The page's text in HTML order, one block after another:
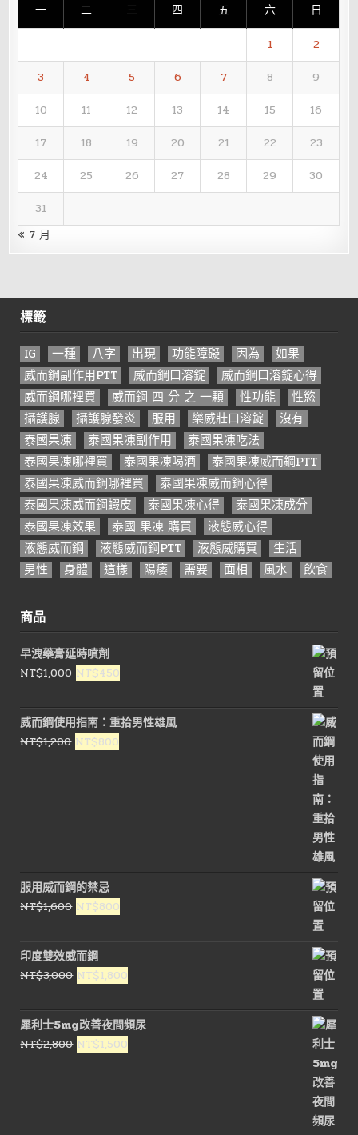
一 二 三 四 五 六 日
1
2
3
4 5 6 7 8
9
10
11 12 13 14 15
16
17
18 19 20 21 22
23
24
25 26 27 28 29
30
31
« 7 月
標籤
IG 一種 八字 出現 功能障礙 因為
如果
威而鋼副作用PTT
威而鋼口溶錠
威而鋼口溶錠心得
威而鋼哪裡買
威而鋼 四 分 之 一顆 性功能
性慾
攝護腺
攝護腺發炎 服用 樂威壯口溶錠
沒有
泰國果凍
泰國果凍副作用
泰國果凍吃法
泰國果凍哪裡買
泰國果凍喝酒
泰國果凍威而鋼PTT
泰國果凍威而鋼哪裡買
泰國果凍威而鋼心得
泰國果凍威而鋼蝦皮
泰國果凍心得
泰國果凍成分
泰國果凍效果
泰國 果凍 購買
液態威心得
液態威而鋼
液態威而鋼PTT 液態威購買
生活
男性
身體 這樣 陽痿 需要 面相 風水 飲食
商品
早洩藥膏延時噴劑
NT$1,000 原
價
格：
NT$1,000。
NT$450
價
格：
威而鋼使用指南：重拾男性雄風
NT$1,200 原
NT$800
服用威而鋼的禁忌
NT$1,600 原
價
格：
NT$1,600。
NT$800
價
格：
NT$800。
印度雙效威而鋼
NT$3,000 原
價
格：
NT$3,000。
NT$1,800
價
格：
NT$1,800。
犀利士5mg改善夜間頻尿
NT$2,800 原
NT$1,500